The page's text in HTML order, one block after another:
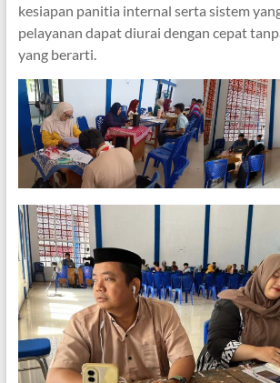
kesiapan panitia internal serta sistem
pelayanan dapat diurai dengan cepat
yang berarti.